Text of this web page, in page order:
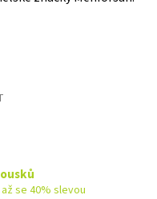
se 40% slevou